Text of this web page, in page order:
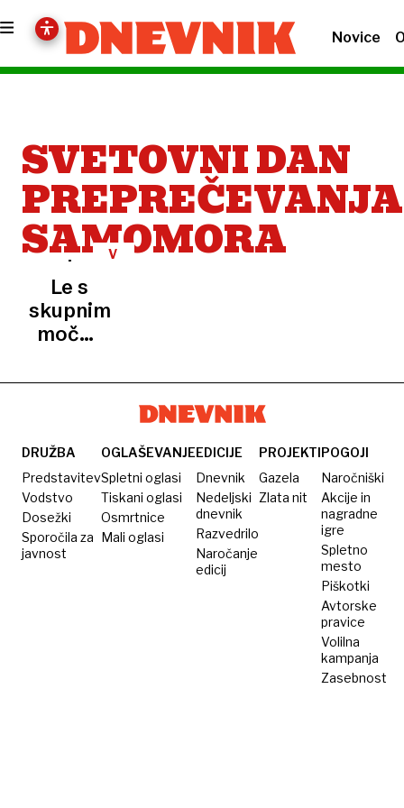
Novice
SVETOVNI DAN
PREPREČEVANJA
SAMOMORA
V
Le s
skupnimi
močmi
preprečimo
DRUŽBA
Predstavitev
Vodstvo
Dosežki
Sporočila za
javnost
OGLAŠEVANJE
Spletni oglasi
Tiskani oglasi
Osmrtnice
Mali oglasi
EDICIJE
Dnevnik
Nedeljski
dnevnik
Razvedrilo
Naročanje
edicij
PROJEKTI
Gazela
Zlata nit
POGOJI
Naročniški
Akcije in
nagradne
igre
Spletno
mesto
Piškotki
Avtorske
pravice
Volilna
kampanja
Zasebnost